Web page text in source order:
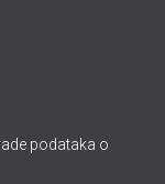
podataka o